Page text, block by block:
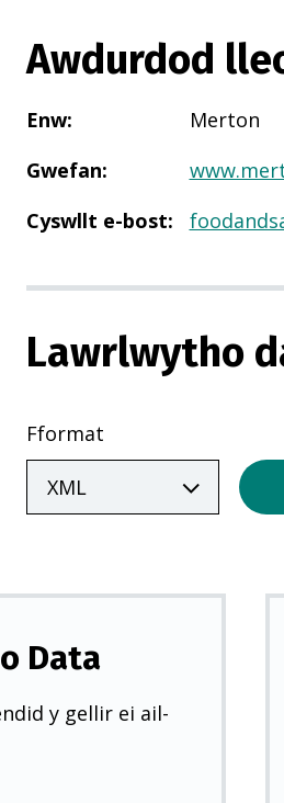
Awdurdod
Enw:
Merton
Gwefan:
Cyswllt e-bost:
Lawrlwytho
Fformat
Data
y gellir ei ail-